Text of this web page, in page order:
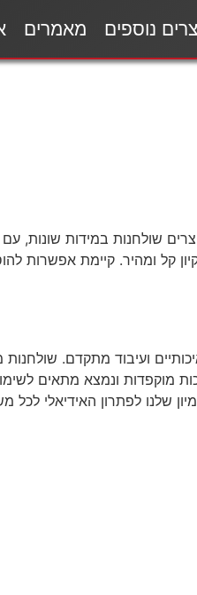
נוספים מאמרים
שולחנות במידות
קל ומהיר. קיימת אפשרות
ועיבוד מתקדם. שולחנות
מוקפדות ונמצא מתאים
שלנו לפתרון האידיאלי